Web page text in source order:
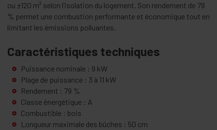
ou ±120 m² selon l’isolation du logement. Son rendement de 79
% permet une combustion performante et économique tout en
limitant les émissions polluantes.
Caractéristiques techniques
Puissance nominale : 9 kW
Plage de puissance : 3 à 11 kW
Rendement : 79 %
Classe énergétique : A
Combustible : bois
Longueur maximale des bûches : 50 cm